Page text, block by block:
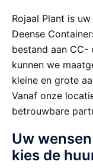
Rojaal Plant is
Deense
bestand aan CC-
kunnen we
kleine en grote
Vanaf onze
betrouwbare
Uw
kies de